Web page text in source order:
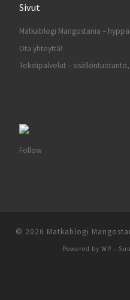
Sivut
Matkablogi Mangostania –
Ota yhteyttä!
Tekstipalvelut –
Follow
© 2026 Matkablogi
Powered by WP –